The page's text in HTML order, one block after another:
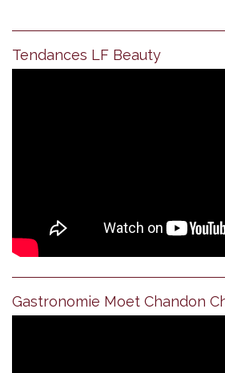
Tendances LF Beauty
Gastronomie Moet Chandon